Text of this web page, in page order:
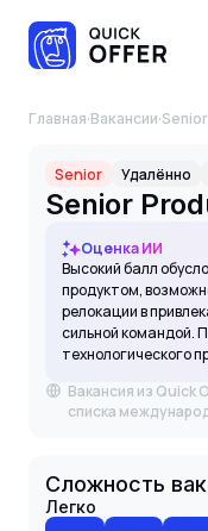
Главная·Вакансии· Senior
Senior Удалённо
Senior
Оценка ИИ
Высокий балл
продуктом,
релокации в
сильной командой.
технологического
Вакансия из Quick
списка
Сложность
Легко